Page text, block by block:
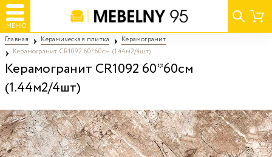
МЕНЮ
Главная Керамическая плитка
Керамогранит
Керамогранит CR1092 60*60см (1.44м2/4шт)
Керамогранит CR1092 60*60см
(1.44м2/4шт)